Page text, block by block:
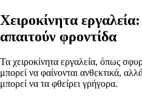
Χειροκίνητα
απαιτούν φροντίδα
Τα χειροκίνητα εργαλεία, όπως
μπορεί να φαίνονται ανθεκτικά,
μπορεί να τα φθείρει γρήγορα.